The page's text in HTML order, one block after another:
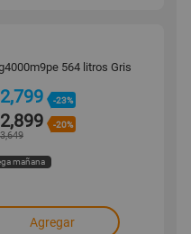
564 litros Gris
2,799 -23%
2,899 -20%
3,649
mañana
Agregar